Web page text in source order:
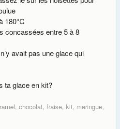
180°C
concassées entre 5 à 8
avait pas une glace qui
ta glace en kit?
, chocolat, fraise, kit, meringue,